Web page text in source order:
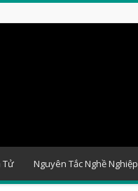
Tử Nguyên Tắc Nghề Nghiệp